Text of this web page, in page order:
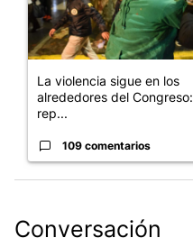
La violencia sigue en los
alrededores del Congreso:
rep...
109 comentarios
Conversación